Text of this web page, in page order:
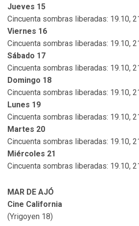
Jueves 15
Cincuenta sombras liberadas: 19.10,
Viernes 16
Cincuenta sombras liberadas: 19.10,
Sábado 17
Cincuenta sombras liberadas: 19.10,
Domingo 18
Cincuenta sombras liberadas: 19.10,
Lunes 19
Cincuenta sombras liberadas: 19.10,
Martes 20
Cincuenta sombras liberadas: 19.10,
Miércoles 21
Cincuenta sombras liberadas: 19.10,
MAR DE AJÓ
Cine California
(Yrigoyen 18)